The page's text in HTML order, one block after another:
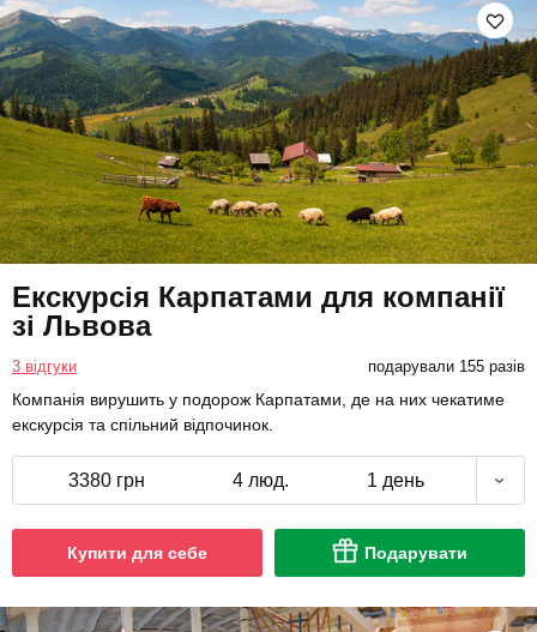
Екскурсія Карпатами для компанії
зі Львова
3 відгуки подарували 155 разів
Компанія вирушить у подорож Карпатами, де на них чекатиме
екскурсія та спільний відпочинок.
3380 грн 4 люд. 1 день
Купити для себе Подарувати